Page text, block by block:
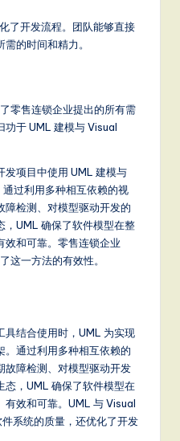
了开发流程。团队能够直接
的时间和精力。
零售连锁企业提出的所有需
功于 UML 建模与 Visual
发项目中使用 UML 建模与
过利用多种相互依赖的视
障检测、对模型驱动开发的
，UML 确保了软件模型在整
效和可靠。零售连锁企业
这一方法的有效性。
具结合使用时，UML 为实现
。通过利用多种相互依赖的
故障检测、对模型驱动开发
态，UML 确保了软件模型在
有效和可靠。UML 与 Visual
系统的质量，还优化了开发